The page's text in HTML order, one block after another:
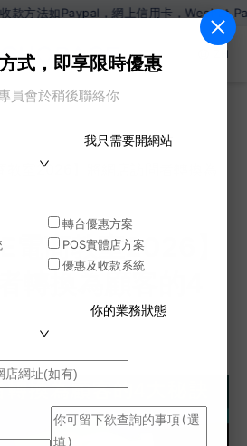
，網上信用卡，Wechat Pay，
ZH
式，即享限時優惠
員會於稍後聯絡你
我只需要開網站
轉台優惠方案
POS實體店方案
優惠及收款系統
你的業務狀態
教室2026】將網店訪問者轉換為
電商教室2026】
轉換為顧客的4